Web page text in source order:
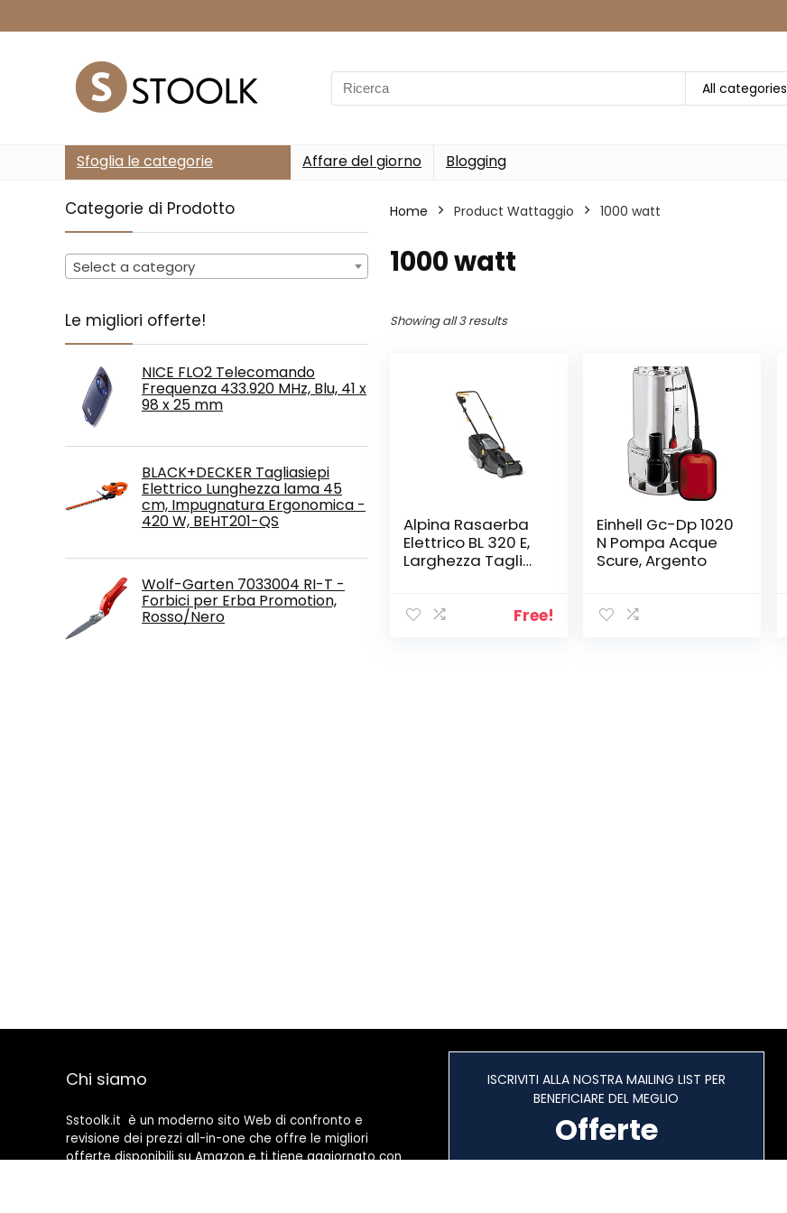
Search
for:
All categories
Sfoglia le categorie Affare del giorno Blogging
Categorie di Prodotto
Select a category
Le migliori offerte!
NICE FLO2 Telecomando
Frequenza 433.920 MHz, Blu, 41 x
98 x 25 mm
BLACK+DECKER Tagliasiepi
Elettrico Lunghezza lama 45
cm, Impugnatura Ergonomica -
420 W, BEHT201-QS
Wolf-Garten 7033004 RI-T -
Forbici per Erba Promotion,
Rosso/Nero
Home Product Wattaggio ‎1000 watt
‎1000 watt
Showing all 3 results
Alpina Rasaerba
Elettrico BL 320 E,
Larghezza Taglio
m², Altezza di
Free!
Einhell Gc-Dp 1020
N Pompa Acque
Scure, Argento
Chi siamo
Sstoolk.it è un moderno sito Web di confronto e
revisione dei prezzi all-in-one che offre le migliori
offerte disponibili su Amazon e ti tiene aggiornato con
ISCRIVITI ALLA NOSTRA MAILING LIST PER
BENEFICIARE DEL MEGLIO
Offerte